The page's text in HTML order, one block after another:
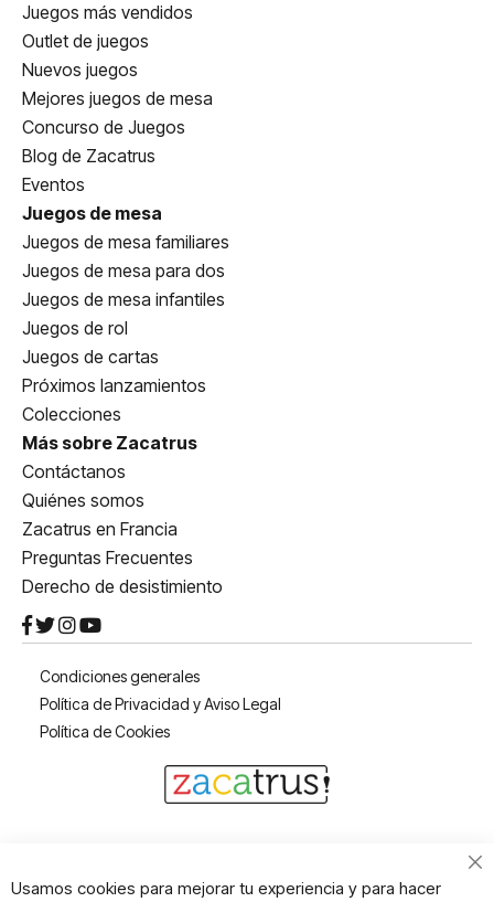
Juegos más vendidos
Outlet de juegos
Nuevos juegos
Mejores juegos de mesa
Concurso de Juegos
Blog de Zacatrus
Eventos
Juegos de mesa
Juegos de mesa familiares
Juegos de mesa para dos
Juegos de mesa infantiles
Juegos de rol
Juegos de cartas
Próximos lanzamientos
Colecciones
Más sobre Zacatrus
Contáctanos
Quiénes somos
Zacatrus en Francia
Preguntas Frecuentes
Derecho de desistimiento
Condiciones generales
Política de Privacidad y Aviso Legal
Política de Cookies
Usamos cookies para mejorar tu experiencia y para hacer